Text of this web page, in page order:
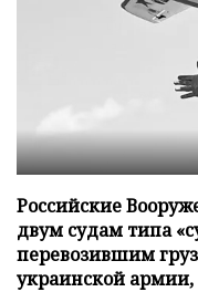
Российские
двум судам типа
перевозившим
украинской